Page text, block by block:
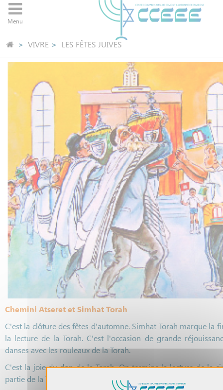
Panneau de gestion des cookies
Menu
VIVRE LES FÊTES JUIVES
Chemini Atseret et Simhat Torah
C'est la clôture des fêtes d'automne. Simhat Torah marque la
la lecture de la Torah. C'est l'occasion de grande
danses avec les rouleaux de la Torah.
C'est la joie du don de la Torah. On termine la lecture de la
partie de la Torah et on enchaine avec le 1er chapitre de la